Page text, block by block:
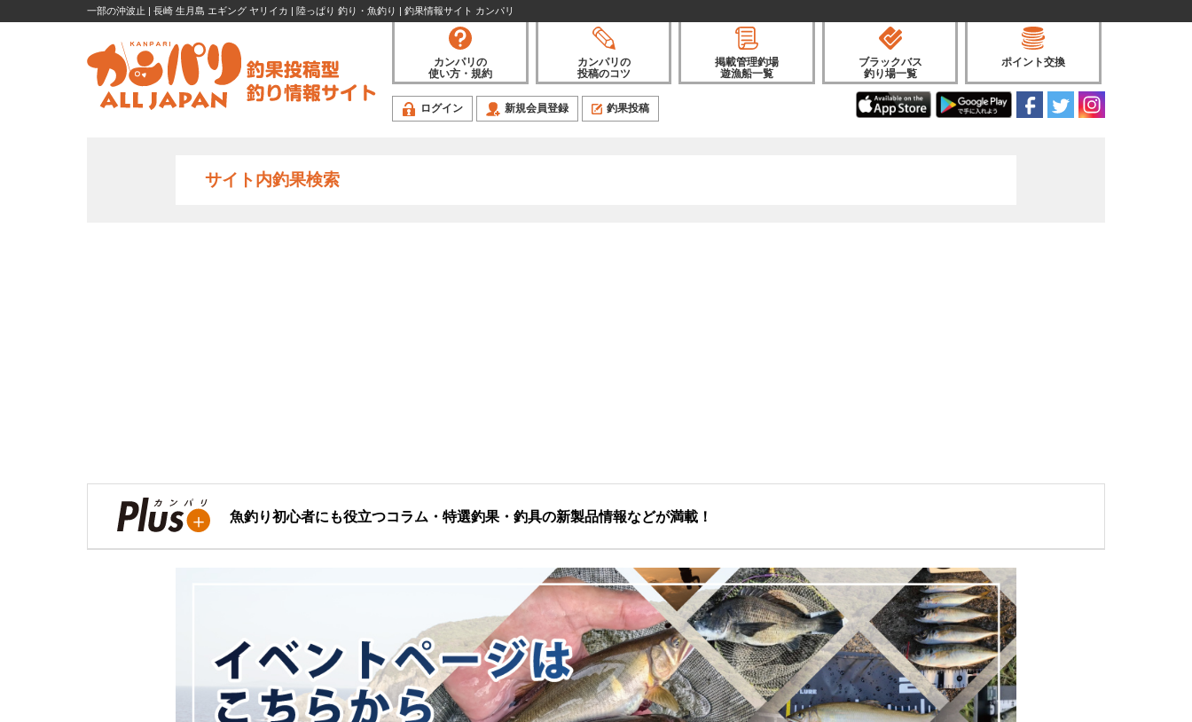
一部の沖波止 | 長崎 生月島 エギング ヤリイカ | 陸っぱり 釣り・魚釣り | 釣果情報サイト カンパリ
カンパリの
使い方・規約
カンパリの
投稿のコツ
掲載管理釣場
遊漁船一覧
ブラックバス
釣り場一覧
ポイント交換
ログイン 新規会員登録 釣果投稿
サイト内釣果検索
魚釣り初心者にも役立つコラム・特選釣果・釣具の新製品情報などが満載！